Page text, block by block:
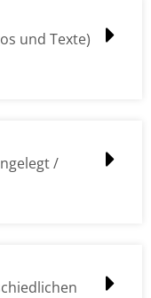
und Texte)
/